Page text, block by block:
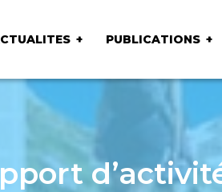
PUBLICATIONS